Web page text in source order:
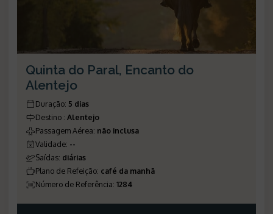
Quinta do Paral, Encanto do
Alentejo
Duração: 5 dias
Destino : Alentejo
Passagem Aérea: não inclusa
Validade: --
Saídas: diárias
Plano de Refeição: café da manhã
Número de Referência: 1284